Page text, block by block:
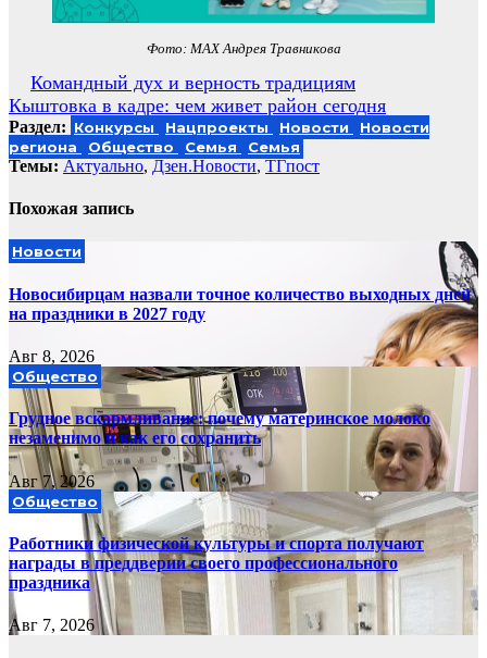
Фото: MAX Андрея Травникова
Навигация
по
записям
Командный дух и верность традициям
Кыштовка в кадре: чем живет район сегодня
Раздел: Конкурсы Нацпроекты Новости
Новости
региона
Общество Семья Семья
Темы: Актуально, Дзен.Новости, ТГпост
Похожая запись
Новости
Новосибирцам назвали точное количество выходных дней
на праздники в 2027 году
Авг 8, 2026
Общество
Грудное вскармливание: почему материнское молоко
незаменимо и как его сохранить
Авг 7, 2026
Общество
Работники физической культуры и спорта получают
награды в преддверии своего профессионального
праздника
Авг 7, 2026